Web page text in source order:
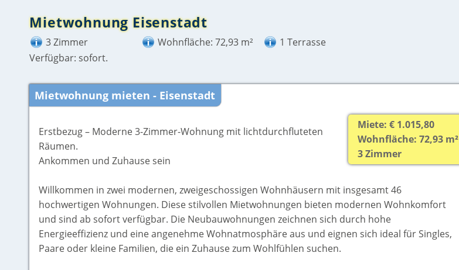
Mietwohnung Eisenstadt
3 Zimmer Wohnfläche: 72,93 m²
1 Terrasse
Verfügbar: sofort.
Mietwohnung mieten - Eisenstadt
Miete: € 1.015,80
Wohnfläche: 72,93 m²
3 Zimmer
Erstbezug – Moderne 3-Zimmer-Wohnung mit lichtdurchfluteten
Räumen.
Ankommen und Zuhause sein
Willkommen in zwei modernen, zweigeschossigen Wohnhäusern mit insgesamt 46
hochwertigen Wohnungen. Diese stilvollen Mietwohnungen bieten modernen Wohnkomfort
und sind ab sofort verfügbar. Die Neubauwohnungen zeichnen sich durch hohe
Energieeffizienz und eine angenehme Wohnatmosphäre aus und eignen sich ideal für Singles,
Paare oder kleine Familien, die ein Zuhause zum Wohlfühlen suchen.